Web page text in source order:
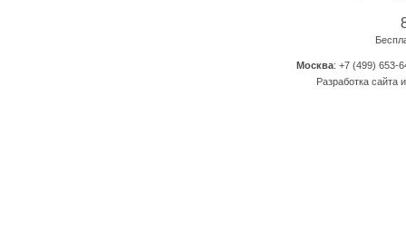
Москва: +7 (499) 653-
Разработка сайта